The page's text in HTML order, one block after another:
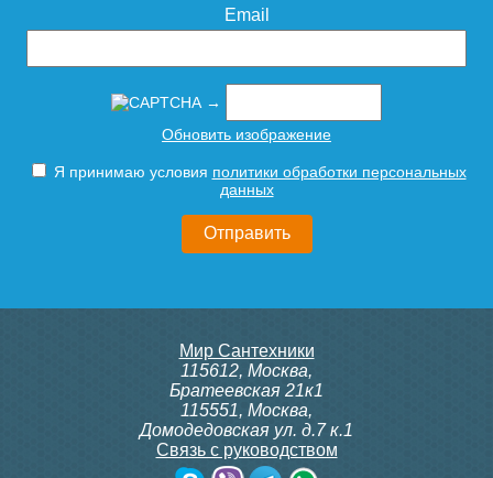
Email
→
Обновить изображение
Я принимаю условия политики обработки персональных
данных
Мир Сантехники
115612, Москва,
Братеевская 21к1
115551, Москва,
Домодедовская ул. д.7 к.1
Связь с руководством